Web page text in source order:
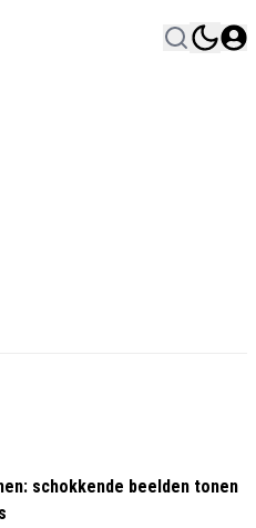
schokkende beelden tonen